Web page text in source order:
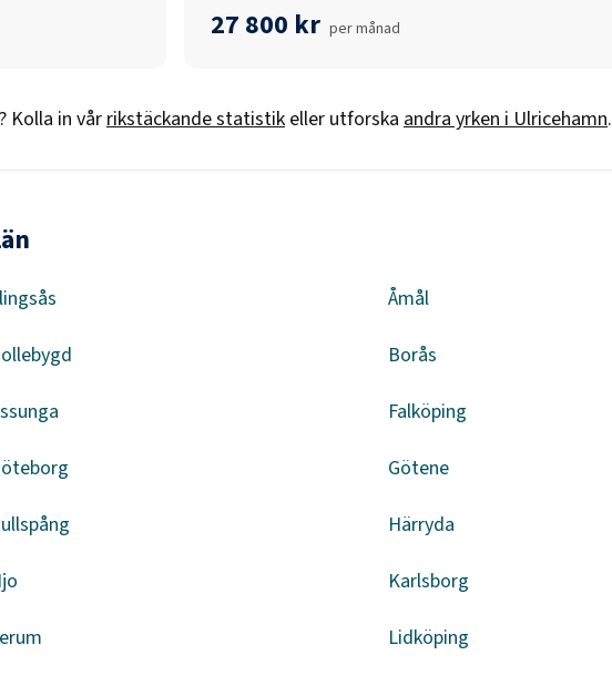
27 800 kr per månad
? Kolla in vårrikstäckande statistik eller utforska andra yrken iUlricehamn.
Åmål
Borås
Falköping
Götene
Härryda
Karlsborg
Lidköping